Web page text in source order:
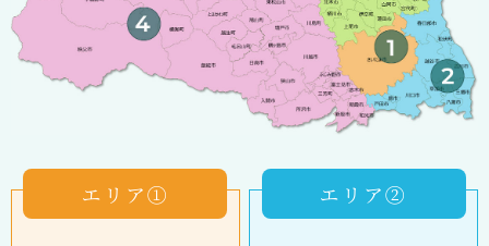
エリア① エリア②